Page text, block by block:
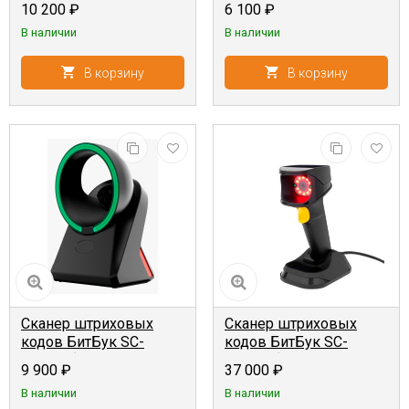
беспроводной, USB-
HID+USB-VCOM}
10 200 ₽
В наличии
В корзину
проводной, USB-
HID+USB-VCOM}
6 100 ₽
В наличии
В корзину
Сканер штриховых
кодов БитБук SC-
стационарный,
проводной, USB-
9 900 ₽
В наличии
Сканер штриховых
кодов БитБук SC-
стационарный,
проводной, USB-
37 000 ₽
В наличии